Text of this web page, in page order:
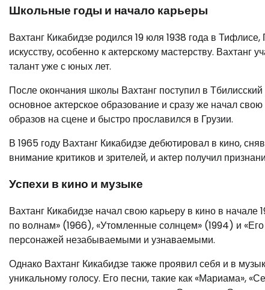
Школьные годы и начало карьеры
Вахтанг Кикабидзе родился 19 юля 1938 года в
искусству, особенно к актерскому мастерству.
талант уже с юных лет.
После окончания школы Вахтанг поступил в
основное актерское образование и сразу же начал
образов на сцене и быстро прославился в Грузии.
В 1965 году Вахтанг Кикабидзе дебютировал в кино,
внимание критиков и зрителей, и актер получил
Успехи в кино и музыке
Вахтанг Кикабидзе начал свою карьеру в кино в
по волнам» (1966), «Утомленные солнцем» (1994) и
персонажей незабываемыми и узнаваемыми.
Однако Вахтанг Кикабидзе также проявил себя и в
уникальному голосу. Его песни, такие как «Мариама»,